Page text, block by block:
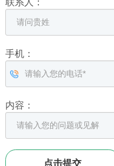
手机：
内容：